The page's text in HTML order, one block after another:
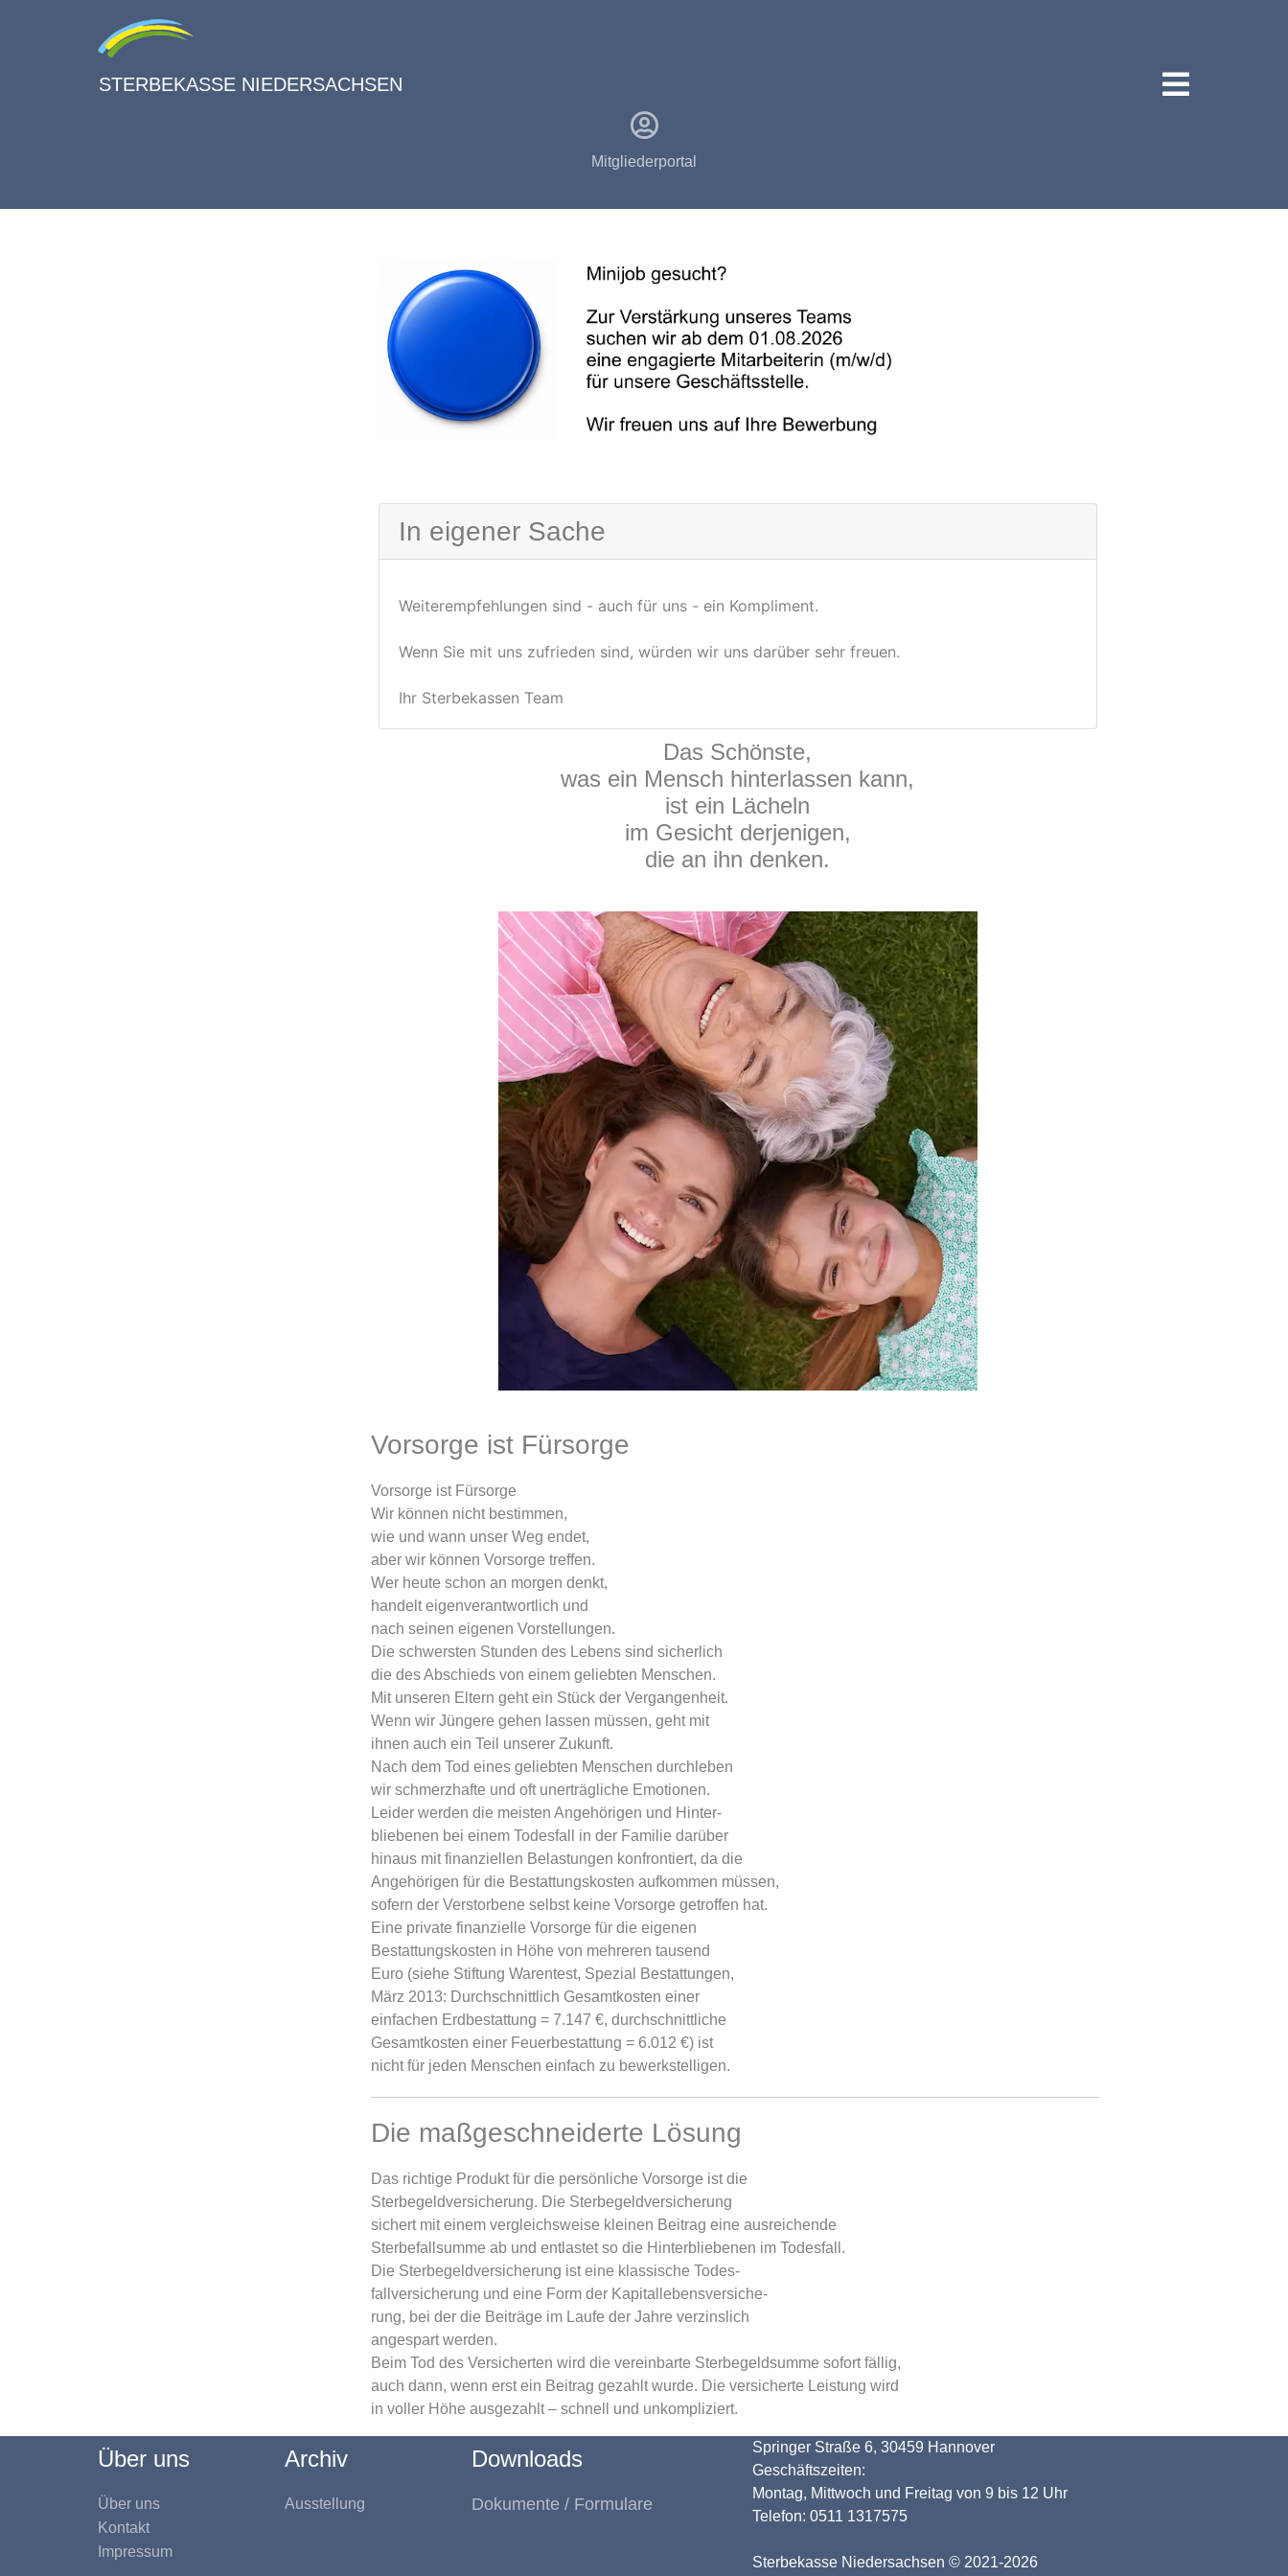
STERBEKASSE NIEDERSACHSEN
Mitgliederportal
In eigener Sache
Weiterempfehlungen sind - auch für uns - ein Kompliment.
Wenn Sie mit uns zufrieden sind, würden wir uns darüber sehr freuen.
Ihr Sterbekassen Team
Das Schönste,
was ein Mensch hinterlassen kann,
ist ein Lächeln
im Gesicht derjenigen,
die an ihn denken.
Vorsorge ist Fürsorge
Vorsorge ist Fürsorge
Wir können nicht bestimmen,
wie und wann unser Weg endet,
aber wir können Vorsorge treffen.
Wer heute schon an morgen denkt,
handelt eigenverantwortlich und
nach seinen eigenen Vorstellungen.
Die schwersten Stunden des Lebens sind sicherlich
die des Abschieds von einem geliebten Menschen.
Mit unseren Eltern geht ein Stück der Vergangenheit.
Wenn wir Jüngere gehen lassen müssen, geht mit
ihnen auch ein Teil unserer Zukunft.
Nach dem Tod eines geliebten Menschen durchleben
wir schmerzhafte und oft unerträgliche Emotionen.
Leider werden die meisten Angehörigen und Hinter-
bliebenen bei einem Todesfall in der Familie darüber
hinaus mit finanziellen Belastungen konfrontiert, da die
Angehörigen für die Bestattungskosten aufkommen müssen,
sofern der Verstorbene selbst keine Vorsorge getroffen hat.
Eine private finanzielle Vorsorge für die eigenen
Bestattungskosten in Höhe von mehreren tausend
Euro (siehe Stiftung Warentest, Spezial Bestattungen,
März 2013: Durchschnittlich Gesamtkosten einer
einfachen Erdbestattung = 7.147 €, durchschnittliche
Gesamtkosten einer Feuerbestattung = 6.012 €) ist
nicht für jeden Menschen einfach zu bewerkstelligen.
Die maßgeschneiderte Lösung
Das richtige Produkt für die persönliche Vorsorge ist die
Sterbegeldversicherung. Die Sterbegeldversicherung
sichert mit einem vergleichsweise kleinen Beitrag eine ausreichende
Sterbefallsumme ab und entlastet so die Hinterbliebenen im Todesfall.
Die Sterbegeldversicherung ist eine klassische Todes-
fallversicherung und eine Form der Kapitallebensversiche-
rung, bei der die Beiträge im Laufe der Jahre verzinslich
angespart werden.
Beim Tod des Versicherten wird die vereinbarte Sterbegeldsumme sofort fällig,
auch dann, wenn erst ein Beitrag gezahlt wurde. Die versicherte Leistung wird
in voller Höhe ausgezahlt – schnell und unkompliziert.
Über uns
Über uns
Kontakt
Impressum
Archiv
Ausstellung
Downloads
Dokumente / Formulare
Springer Straße 6, 30459 Hannover
Geschäftszeiten:
Montag, Mittwoch und Freitag von 9 bis 12 Uhr
Telefon: 0511 1317575
Sterbekasse Niedersachsen © 2021-2026